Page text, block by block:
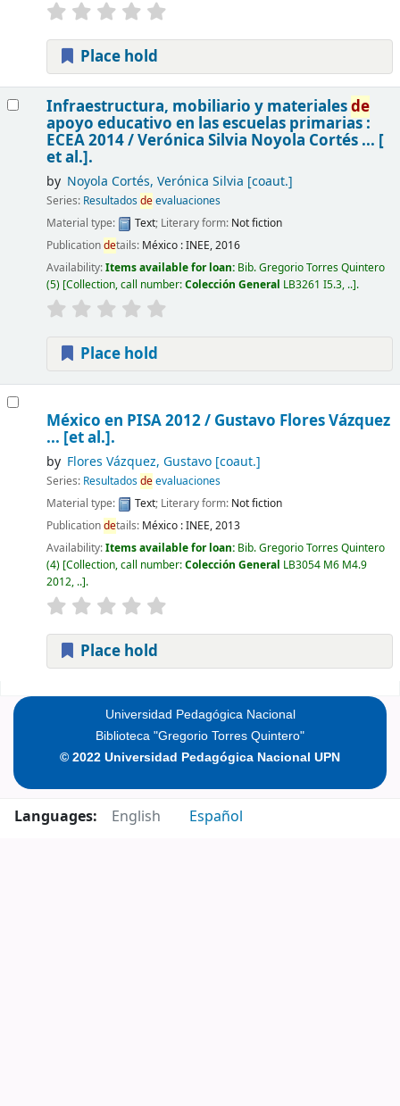
Place hold
Infraestructura, mobiliario y materialesde
apoyo educativo en las escuelas primarias :
ECEA 2014 /Verónica Silvia Noyola Cortés ... [
et al.].
by Noyola Cortés, Verónica Silvia [coaut.]
Series: Resultadosdeevaluaciones
Material type:
Text; Literary form: Not fiction
Publicationdetails: México :INEE,2016
Availability:Items available for loan: Bib. Gregorio Torres Quintero
(5) Collection, call number:Colección General LB3261 I5.3, .. .
Place hold
México en PISA 2012 / Gustavo Flores Vázquez
... [et al.].
by Flores Vázquez, Gustavo[coaut.]
Series: Resultadosdeevaluaciones
Material type:
Text; Literary form: Not fiction
Publicationdetails: México :INEE,2013
Availability:Items available for loan: Bib. Gregorio Torres Quintero
(4) Collection, call number:Colección General LB3054 M6 M4.9
2012, .. .
Place hold
Universidad Pedagógica Nacional
Biblioteca "Gregorio Torres Quintero"
© 2022 Universidad Pedagógica Nacional UPN
Languages: English Español